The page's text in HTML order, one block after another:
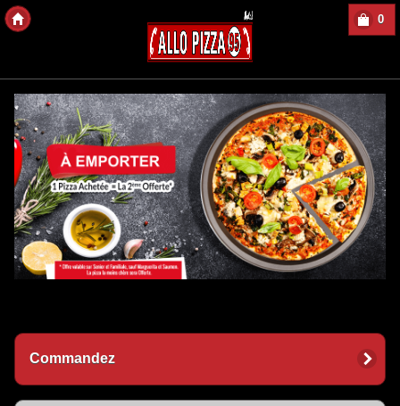
0
Commandez
Copyright des-Click